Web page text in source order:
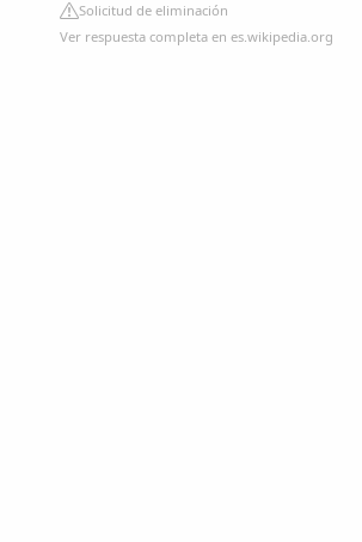
Solicitud de eliminación
Ver respuesta completa en es.wikipedia.org